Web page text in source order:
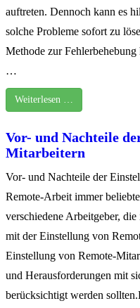
auftreten. Dennoch kann es
solche Probleme sofort zu
Methode zur
…
Weiterlesen …
Vor- und Nachteile
Mitarbeitern
Vor- und Nachteile der
Remote-Arbeit immer
verschiedene Arbeitgeber,
mit der Einstellung von
Einstellung von Remote-
und Herausforderungen mit
berücksichtigt werden